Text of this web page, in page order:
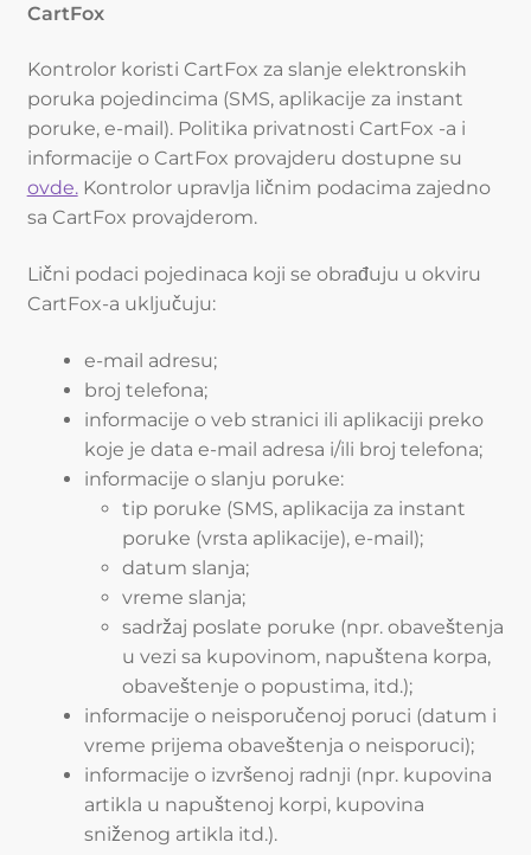
CartFox
Kontrolor koristi CartFox za slanje elektronskih
poruka pojedincima (SMS, aplikacije za instant
poruke, e-mail). Politika privatnosti CartFox -a i
informacije o CartFox provajderu dostupne su
ovde.Kontrolor upravlja ličnim podacima zajedno
sa CartFox provajderom.
Lični podaci pojedinaca koji se obrađuju u okviru
CartFox-a uključuju:
e-mail adresu;
broj telefona;
informacije o veb stranici ili aplikaciji preko
koje je data e-mail adresa i/ili broj telefona;
informacije o slanju poruke:
tip poruke (SMS, aplikacija za instant
poruke (vrsta aplikacije), e-mail);
datum slanja;
vreme slanja;
sadržaj poslate poruke (npr. obaveštenja
u vezi sa kupovinom, napuštena korpa,
obaveštenje o popustima, itd.);
informacije o neisporučenoj poruci (datum i
vreme prijema obaveštenja o neisporuci);
informacije o izvršenoj radnji (npr. kupovina
artikla u napuštenoj korpi, kupovina
sniženog artikla itd.).